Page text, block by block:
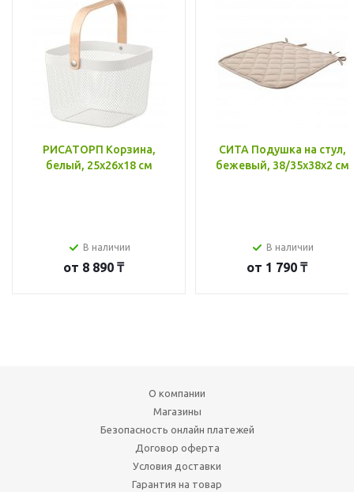
РИСАТОРП Корзина,
белый, 25x26x18 см
В наличии
от 8 890 ₸
СИТА Подушка на стул,
бежевый, 38/35x38x2 см
В наличии
от 1 790 ₸
О компании
Магазины
Безопасность онлайн платежей
Договор оферта
Условия доставки
Гарантия на товар